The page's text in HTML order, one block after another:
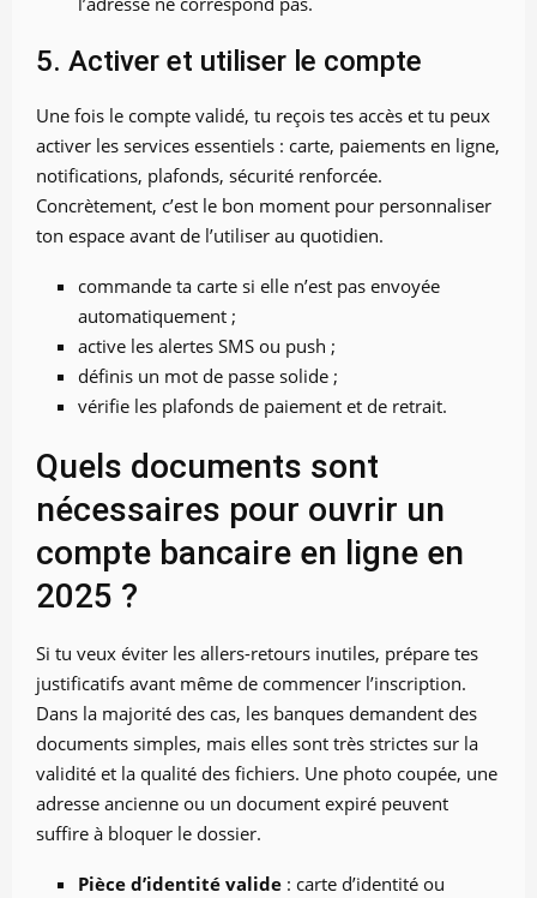
5. Activer et utiliser le compte
Une fois le compte validé, tu reçois tes accès et tu peux
activer les services essentiels : carte, paiements en ligne,
notifications, plafonds, sécurité renforcée.
Concrètement, c’est le bon moment pour personnaliser
ton espace avant de l’utiliser au quotidien.
commande ta carte si elle n’est pas envoyée
automatiquement ;
active les alertes SMS ou push ;
définis un mot de passe solide ;
vérifie les plafonds de paiement et de retrait.
Quels documents sont
nécessaires pour ouvrir un
compte bancaire en ligne en
2025 ?
Si tu veux éviter les allers-retours inutiles, prépare tes
justificatifs avant même de commencer l’inscription.
Dans la majorité des cas, les banques demandent des
documents simples, mais elles sont très strictes sur la
validité et la qualité des fichiers. Une photo coupée, une
adresse ancienne ou un document expiré peuvent
suffire à bloquer le dossier.
Pièce d’identité valide : carte d’identité ou